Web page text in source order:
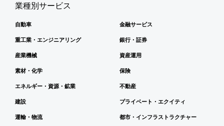
業種別サービス
自動車
重工業・エンジニアリング
産業機械
素材・化学
エネルギー・資源・鉱業
建設
運輸・物流
金融サービス
銀行・証券
資産運用
保険
不動産
プライベート・エクイティ
都市・インフラストラクチャー